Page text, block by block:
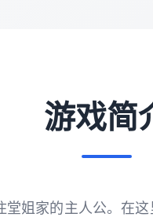
游戏简
堂姐家的主人公。在